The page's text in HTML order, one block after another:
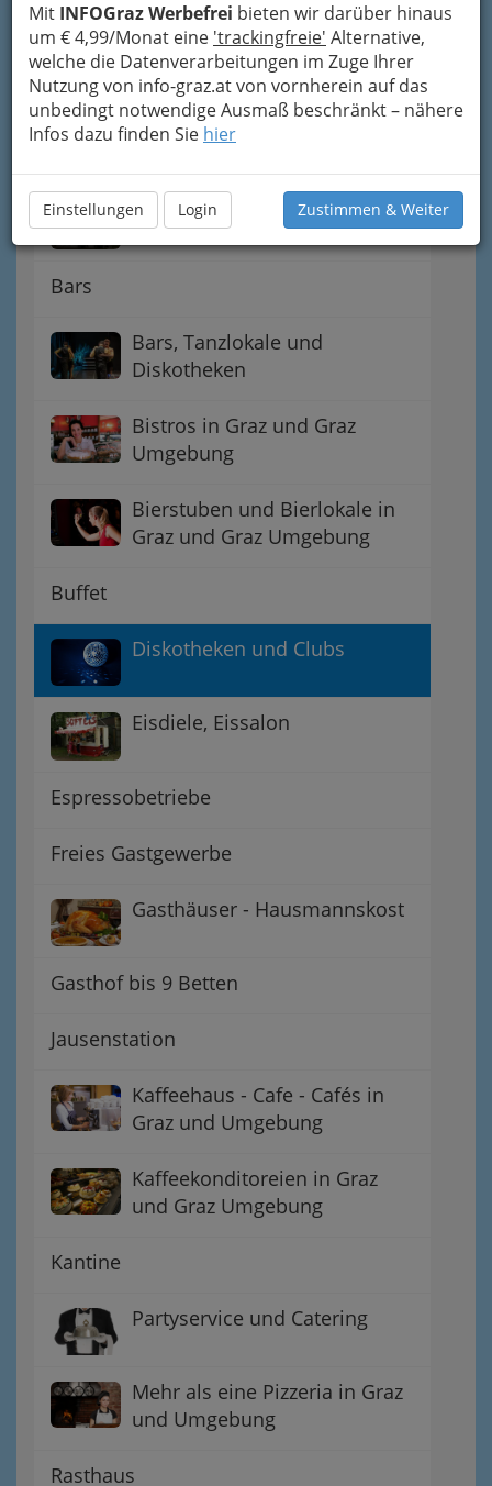
Mit INFOGraz Werbefrei bieten wir darüber hinaus
um € 4,99/Monat eine 'trackingfreie' Alternative,
welche die Datenverarbeitungen im Zuge Ihrer
Nutzung von info-graz.at von vornherein auf das
unbedingt notwendige Ausmaß beschränkt – nähere
Infos dazu finden Sie hier
Einstellungen Login Zustimmen & Weiter
Kaffeerestaurant -
Restaurantkaffee
Automatenausschank
Imbissstand - Imbissstube
Bars
Bars, Tanzlokale und
Diskotheken
Bistros in Graz und Graz
Umgebung
Bierstuben und Bierlokale in
Graz und Graz Umgebung
Buffet
Diskotheken und Clubs
Eisdiele, Eissalon
Espressobetriebe
Freies Gastgewerbe
Gasthäuser - Hausmannskost
Gasthof bis 9 Betten
Jausenstation
Kaffeehaus - Cafe - Cafés in
Graz und Umgebung
Kaffeekonditoreien in Graz
und Graz Umgebung
Kantine
Partyservice und Catering
Mehr als eine Pizzeria in Graz
und Umgebung
Rasthaus